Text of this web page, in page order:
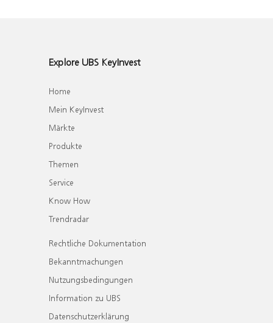
Explore UBS KeyInvest
Home
Mein KeyInvest
Märkte
Produkte
Themen
Service
Know How
Trendradar
Rechtliche Dokumentation
Bekanntmachungen
Nutzungsbedingungen
Information zu UBS
Datenschutzerklärung